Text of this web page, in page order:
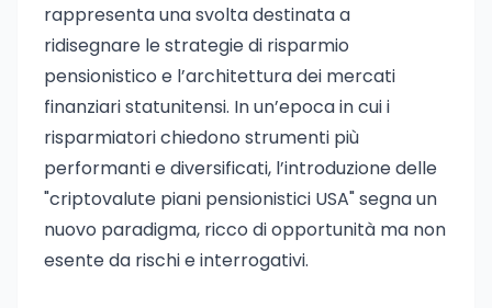
rappresenta una svolta destinata a
ridisegnare le strategie di risparmio
pensionistico e l’architettura dei mercati
finanziari statunitensi. In un’epoca in cui i
risparmiatori chiedono strumenti più
performanti e diversificati, l’introduzione delle
"criptovalute piani pensionistici USA" segna un
nuovo paradigma, ricco di opportunità ma non
esente da rischi e interrogativi.